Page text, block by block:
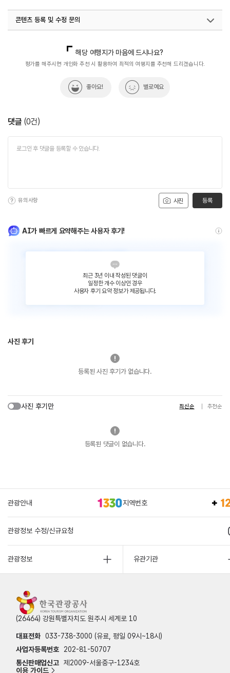
콘텐츠 등록 및 수정 문의
해당 여행지가 마음에 드시나요?
평가를 해주시면 개인화 추천 시 활용하여 최적의 여행지를 추천해 드리겠습니다.
좋아요! 별로예요
댓글 (0건)
사진
유의사항 등록
AI가 빠르게 요약해주는 사용자 후기!
최근 3년 이내 작성된 댓글이
일정한 개수 이상인 경우
사용자 후기 요약 정보가 제공됩니다.
사진 후기
등록된 사진 후기가 없습니다.
사진 후기만 최신순 추천순
등록된 댓글이 없습니다.
관광안내 지역번호
관광정보 수정/신규요청
관광정보 유관기관
(26464) 강원특별자치도 원주시 세계로 10
대표전화 033-738-3000 (유료, 평일 09시~18시)
사업자등록번호
202-81-50707
통신판매업신고 제2009-서울중구-1234호
이용 가이드